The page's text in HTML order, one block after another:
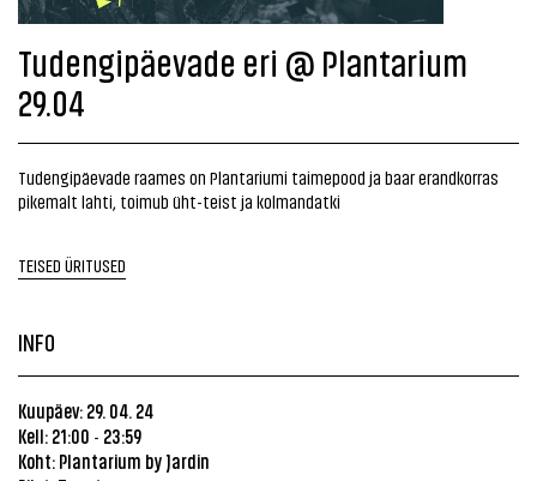
Tudengipäevade eri @ Plantarium
29.04
Tudengipäevade raames on Plantariumi taimepood ja baar erandkorras
pikemalt lahti, toimub üht-teist ja kolmandatki
TEISED ÜRITUSED
INFO
Kuupäev: 29. 04. 24
Kell: 21:00 - 23:59
Koht: Plantarium by Jardin